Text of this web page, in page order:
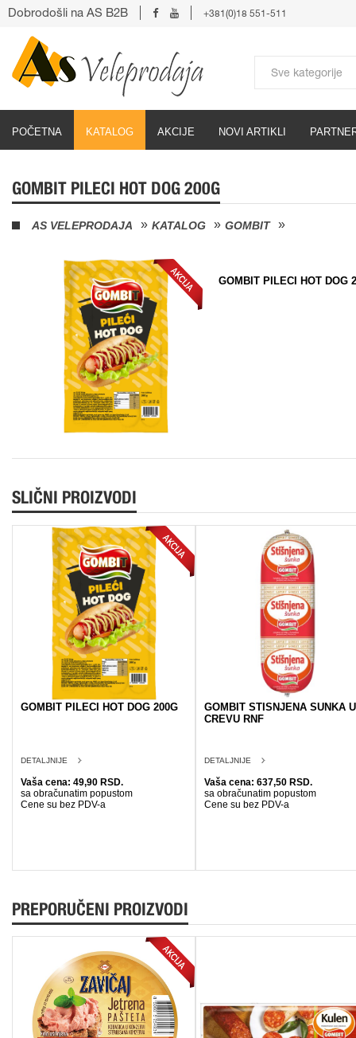
POČETNA KATALOG AKCIJE NOVI ARTIKLI
Dobrodošli na AS B2B +381(0)18 551-511
GOMBIT PILECI HOT DOG 200G
AS VELEPRODAJA KATALOG GOMBIT
GOMBIT PILECI HOT DOG
SLIČNI PROIZVODI
GOMBIT PILECI HOT DOG 200G
DETALJNIJE
Vaša cena: 49,90 RSD.
sa obračunatim popustom
Cene su bez PDV-a
GOMBIT STISNJENA SUNKA U
CREVU RNF
DETALJNIJE
Vaša cena: 637,50 RSD.
sa obračunatim popustom
Cene su bez PDV-a
PREPORUČENI PROIZVODI